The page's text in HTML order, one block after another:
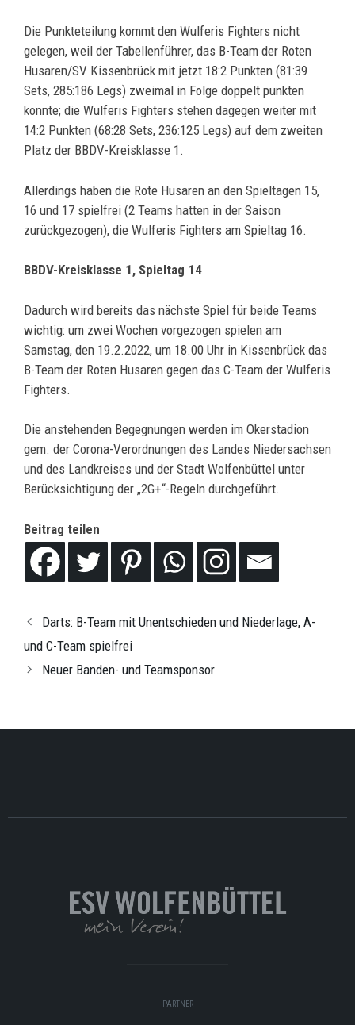
Die Punkteteilung kommt den Wulferis Fighters nicht
gelegen, weil der Tabellenführer, das B-Team der Roten
Husaren/SV Kissenbrück mit jetzt 18:2 Punkten (81:39
Sets, 285:186 Legs) zweimal in Folge doppelt punkten
konnte; die Wulferis Fighters stehen dagegen weiter mit
14:2 Punkten (68:28 Sets, 236:125 Legs) auf dem zweiten
Platz der BBDV-Kreisklasse 1.
Allerdings haben die Rote Husaren an den Spieltagen 15,
16 und 17 spielfrei (2 Teams hatten in der Saison
zurückgezogen), die Wulferis Fighters am Spieltag 16.
BBDV-Kreisklasse 1, Spieltag 14
Dadurch wird bereits das nächste Spiel für beide Teams
wichtig: um zwei Wochen vorgezogen spielen am
Samstag, den 19.2.2022, um 18.00 Uhr in Kissenbrück das
B-Team der Roten Husaren gegen das C-Team der Wulferis
Fighters.
Die anstehenden Begegnungen werden im Okerstadion
gem. der Corona-Verordnungen des Landes Niedersachsen
und des Landkreises und der Stadt Wolfenbüttel unter
Berücksichtigung der „2G+“-Regeln durchgeführt.
Beitrag teilen
Darts: B-Team mit Unentschieden und Niederlage, A-
und C-Team spielfrei
Neuer Banden- und Teamsponsor
PARTNER